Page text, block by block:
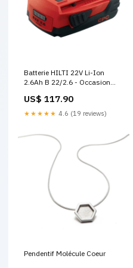
Batterie HILTI 22V Li-Ion
2.6Ah B 22/2.6 - Occasion
US$ 117.90
★★★★★ 4.6 (19 reviews)
Pendentif Molécule Coeur